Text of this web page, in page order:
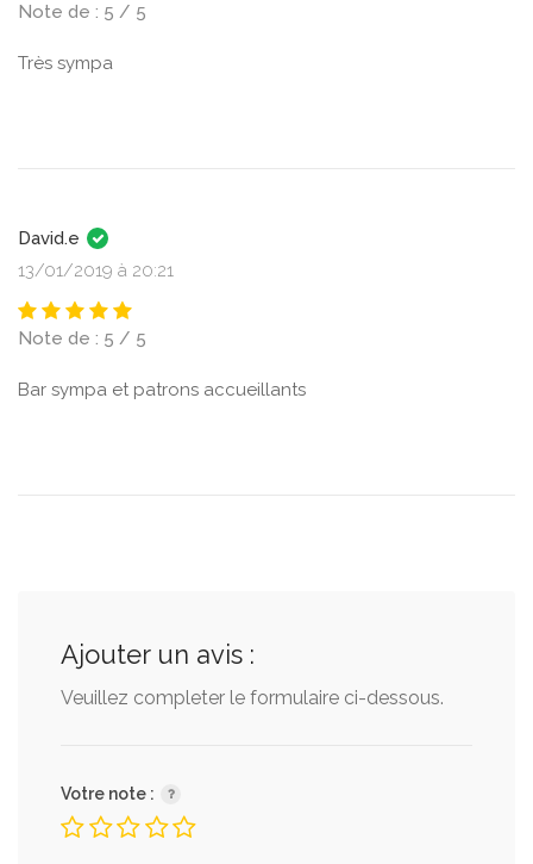
Note de : 5 / 5
Très sympa
David.e
13/01/2019 à 20:21
Note de : 5 / 5
Bar sympa et patrons accueillants
Ajouter un avis :
Veuillez completer le formulaire ci-dessous.
Votre note :